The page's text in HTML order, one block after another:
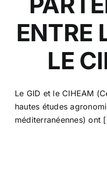
ENTRE
LE
Le GID et le CIHEAM
hautes études
méditerranéennes) ont